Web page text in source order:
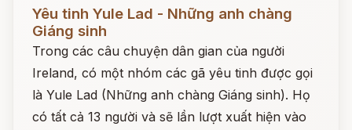
Yêu tinh Yule Lad - Những anh chàng
Giáng sinh
Trong các câu chuyện dân gian của người
Ireland, có một nhóm các gã yêu tinh được gọi
là Yule Lad (Những anh chàng Giáng sinh). Họ
có tất cả 13 người và sẽ lần lượt xuất hiện vào